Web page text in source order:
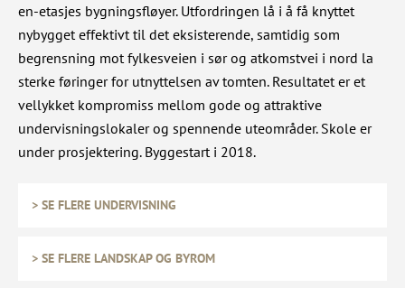
en-etasjes bygningsfløyer. Utfordringen lå i å få knyttet
nybygget effektivt til det eksisterende, samtidig som
begrensning mot fylkesveien i sør og atkomstvei i nord la
sterke føringer for utnyttelsen av tomten. Resultatet er et
vellykket kompromiss mellom gode og attraktive
undervisningslokaler og spennende uteområder. Skole er
under prosjektering. Byggestart i 2018.
> SE FLERE UNDERVISNING
> SE FLERE LANDSKAP OG BYROM